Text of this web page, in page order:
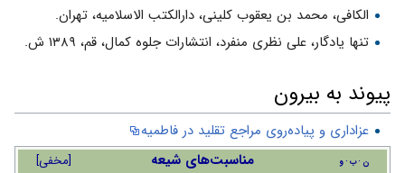
الکافی، محمد بن یعقوب کلینی، دارالکتب الاسلامیه، تهران.
تنها یادگار، علی نظری منفرد، انتشارات جلوه کمال، قم، ۱۳۸۹ ش.
پیوند به بیرون
عزاداری و پیاده‌روی مراجع تقلید در فاطمیه
[مخفی] ن ب و مناسبت‌های شیعه